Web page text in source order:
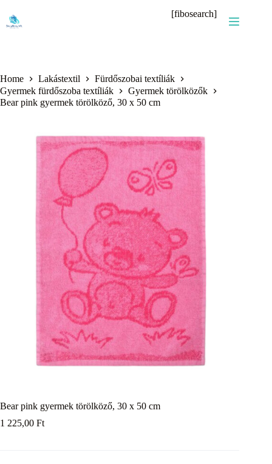
content
[fibosearch]
Home Lakástextil
Fürdőszobai textíliák
Gyermek fürdőszoba textíliák
Gyermek törölközők
Bear pink gyermek törölköző, 30 x 50 cm
Bear pink gyermek törölköző, 30 x 50 cm
1 225,00 Ft